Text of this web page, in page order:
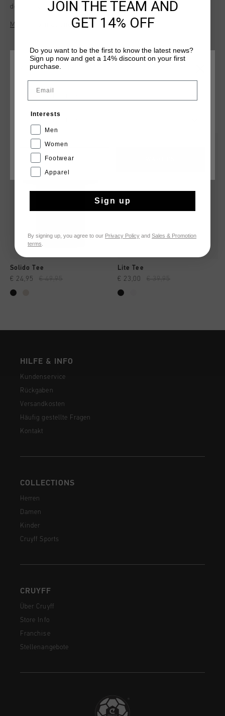
dem Cruyff Sports-Schriftzug auf der Brust bedruckt.
Mehr Informationen
DAS KÖNNTE IHNEN AUCH GEFALLEN
Solido Tee
€ 24,95 € 49,95
Lite Tee
€ 23,00 € 39,95
HILFE & INFO
Kundenservice
Rückgaben
Versandkosten
Häufig gestellte Fragen
Kontakt
COLLECTIONS
Herren
Damen
Kinder
Cruyff Sports
CRUYFF
Über Cruyff
Store Info
Franchise
Stellenangebote
WÄHLEN SIE IHREN STANDORT UND IHRE SPRACHE
CANCEL
JOIN THE TEAM AND
GET 14% OFF
Do you want to be the first to know the latest news?
Sign up now and get a 14% discount on your first
purchase.
Interests
Men
Women
Footwear
Apparel
Sign up
By signing up, you agree to our Privacy Policy and Sales & Promotion
terms